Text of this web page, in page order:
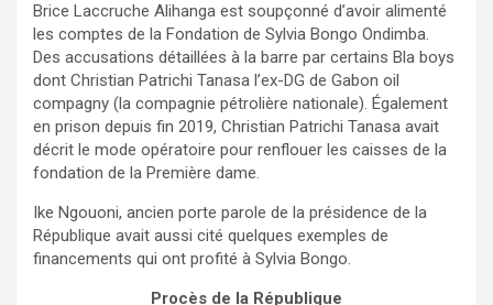
Brice Laccruche Alihanga est soupçonné d’avoir alimenté
les comptes de la Fondation de Sylvia Bongo Ondimba.
Des accusations détaillées à la barre par certains Bla boys
dont Christian Patrichi Tanasa l’ex-DG de Gabon oil
compagny (la compagnie pétrolière nationale). Également
en prison depuis fin 2019, Christian Patrichi Tanasa avait
décrit le mode opératoire pour renflouer les caisses de la
fondation de la Première dame.
Ike Ngouoni, ancien porte parole de la présidence de la
République avait aussi cité quelques exemples de
financements qui ont profité à Sylvia Bongo.
Procès de la République